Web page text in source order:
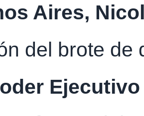
Aires,
del brote de